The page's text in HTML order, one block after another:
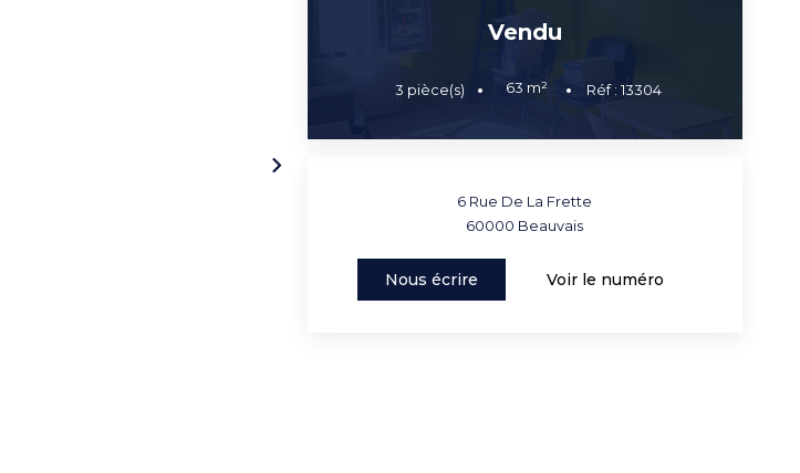
Vendu
3 pièce(s) 63 m² Réf :13304
6 Rue De La Frette
60000 Beauvais
Nous écrire Voir le numéro